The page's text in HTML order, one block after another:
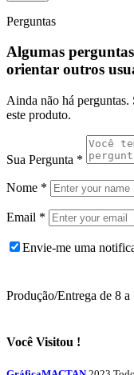
Perguntas
Algumas
orientar outros
Ainda não há perguntas.
este produto.
Sua Pergunta *
Nome *
Email *
Envie-me uma
Produção/Entrega de 8
Você Visitou !